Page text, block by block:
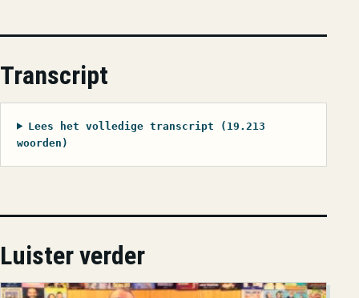
Transcript
Lees het volledige transcript (19.213
woorden)
Luister verder